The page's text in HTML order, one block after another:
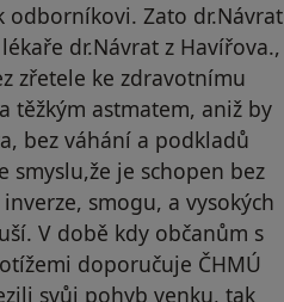
Zato dr.Návrat
dr.Návrat z Havířova.,
zřetele ke zdravotnímu
těžkým astmatem, aniž by
bez váhání a podkladů
je schopen bez
smogu, a vysokých
V době kdy občanům s
doporučuje ČHMÚ
svůj pohyb venku, tak